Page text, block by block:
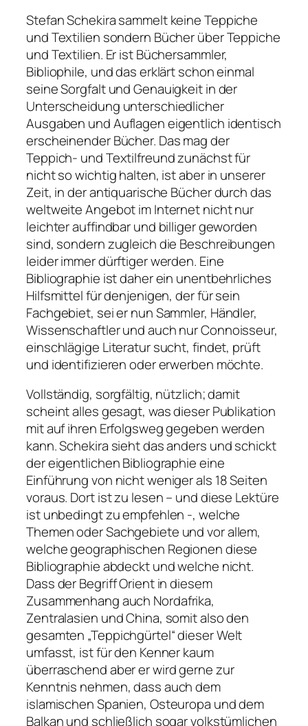
Stefan Schekira sammelt keine Teppiche
und Textilien sondern Bücher über Teppiche
und Textilien. Er ist Büchersammler,
Bibliophile, und das erklärt schon einmal
seine Sorgfalt und Genauigkeit in der
Unterscheidung unterschiedlicher
Ausgaben und Auflagen eigentlich identisch
erscheinender Bücher. Das mag der
Teppich- und Textilfreund zunächst für
nicht so wichtig halten, ist aber in unserer
Zeit, in der antiquarische Bücher durch das
weltweite Angebot im Internet nicht nur
leichter auffindbar und billiger geworden
sind, sondern zugleich die Beschreibungen
leider immer dürftiger werden. Eine
Bibliographie ist daher ein unentbehrliches
Hilfsmittel für denjenigen, der für sein
Fachgebiet, sei er nun Sammler, Händler,
Wissenschaftler und auch nur Connoisseur,
einschlägige Literatur sucht, findet, prüft
und identifizieren oder erwerben möchte.
Vollständig, sorgfältig, nützlich; damit
scheint alles gesagt, was dieser Publikation
mit auf ihren Erfolgsweg gegeben werden
kann. Schekira sieht das anders und schickt
der eigentlichen Bibliographie eine
Einführung von nicht weniger als 18 Seiten
voraus. Dort ist zu lesen – und diese Lektüre
ist unbedingt zu empfehlen -, welche
Themen oder Sachgebiete und vor allem,
welche geographischen Regionen diese
Bibliographie abdeckt und welche nicht.
Dass der Begriff Orient in diesem
Zusammenhang auch Nordafrika,
Zentralasien und China, somit also den
gesamten „Teppichgürtel“ dieser Welt
umfasst, ist für den Kenner kaum
überraschend aber er wird gerne zur
Kenntnis nehmen, dass auch dem
islamischen Spanien, Osteuropa und dem
Balkan und schließlich sogar volkstümlichen